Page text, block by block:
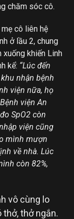
chăm sóc cô.
cô liên hệ
ở lầu 2, chung
xuống khiến Linh
kể: “Lúc đến
nhận bệnh
viện nữa, họ
viện An
SpO2 còn
viện cũng
mình mượn
về nhà. Lúc
còn 82%,
vô cùng lo
thở, thở ngắn.